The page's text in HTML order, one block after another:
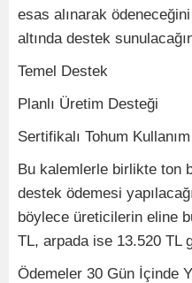
esas alınarak
altında destek
Temel Destek
Planlı Üretim Desteği
Sertifikalı Tohum
Bu kalemlerle birlikte ton
destek ödemesi
böylece üreticilerin eline
TL, arpada ise 13.520 TL
Ödemeler 30 Gün İçinde